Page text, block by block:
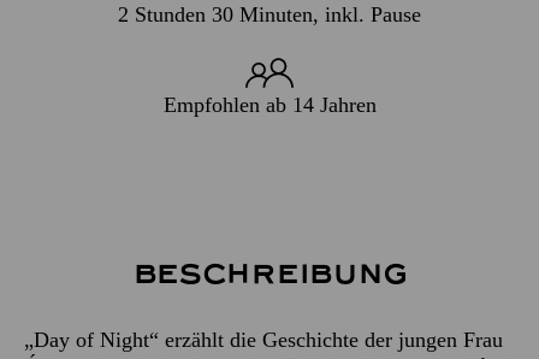
2 Stunden 30 Minuten, inkl. Pause
Empfohlen ab 14 Jahren
Beschreibung
„Day of Night“ erzählt die Geschichte der jungen Frau